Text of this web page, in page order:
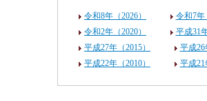
令和8年（2026） 令和7年
令和2年（2020）
平成31
平成27年（2015）
平成26
平成22年（2010）
平成21